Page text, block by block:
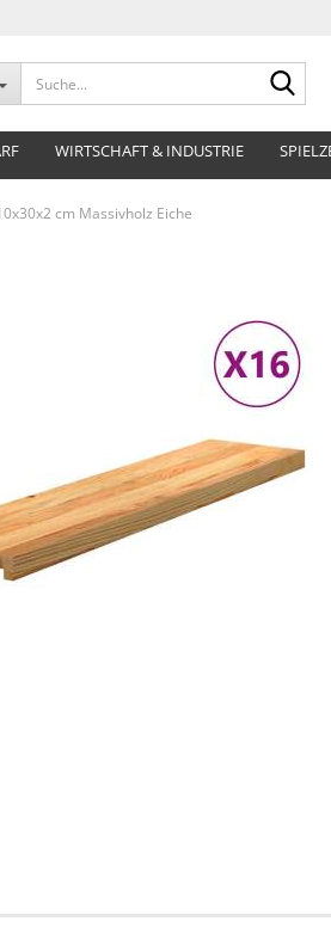
WIRTSCHAFT & INDUSTRIE
cm Massivholz Eiche